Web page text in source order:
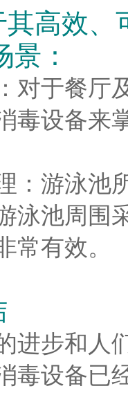
其高效、
：
于餐厅及
毒设备来
游泳池所
泳池周围
常有效。
步和人们
毒设备已